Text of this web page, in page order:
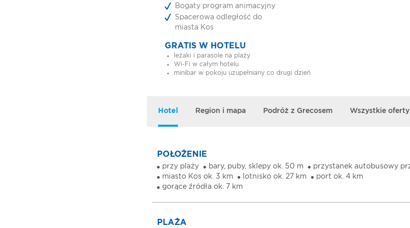
Bogaty program animacyjny
Spacerowa odległość do
miasta Kos
GRATIS W HOTELU
leżaki i parasole na plaży
Wi-Fi w całym hotelu
minibar w pokoju uzupełniany co drugi dzień
Hotel Region i mapa Podróż z Grecosem Wszystkie oferty
POŁOŻENIE
przy plaży bary, puby, sklepy ok. 50 m
przystanek autobusowy
miasto Kos ok. 3 km
lotnisko ok. 27 km
port ok. 4 km
gorące źródła ok. 7 km
PLAŻA